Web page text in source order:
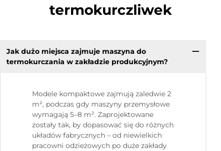
termokurczliwek
Jak dużo miejsca zajmuje maszyna do
termokurczania w zakładzie produkcyjnym?
Modele kompaktowe zajmują zaledwie 2
m², podczas gdy maszyny przemysłowe
wymagają 5–8 m². Zaprojektowane
zostały tak, by dopasować się do różnych
układów fabrycznych – od niewielkich
pracowni odzieżowych po duże zakłady